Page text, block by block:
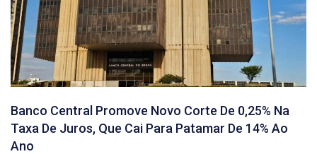
Banco Central Promove Novo Corte De 0,25% Na
Taxa De Juros, Que Cai Para Patamar De 14% Ao
Ano